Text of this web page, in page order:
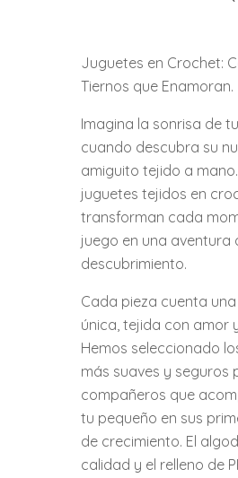
Juguetes en Crochet:
Tiernos que Enamoran.
Imagina la sonrisa de
cuando descubra su
amiguito tejido a
juguetes tejidos en
transforman cada
juego en una aventura
descubrimiento.
Cada pieza cuenta
única, tejida con amor
Hemos seleccionado
más suaves y seguros
compañeros que
tu pequeño en sus
de crecimiento. El
calidad y el relleno de